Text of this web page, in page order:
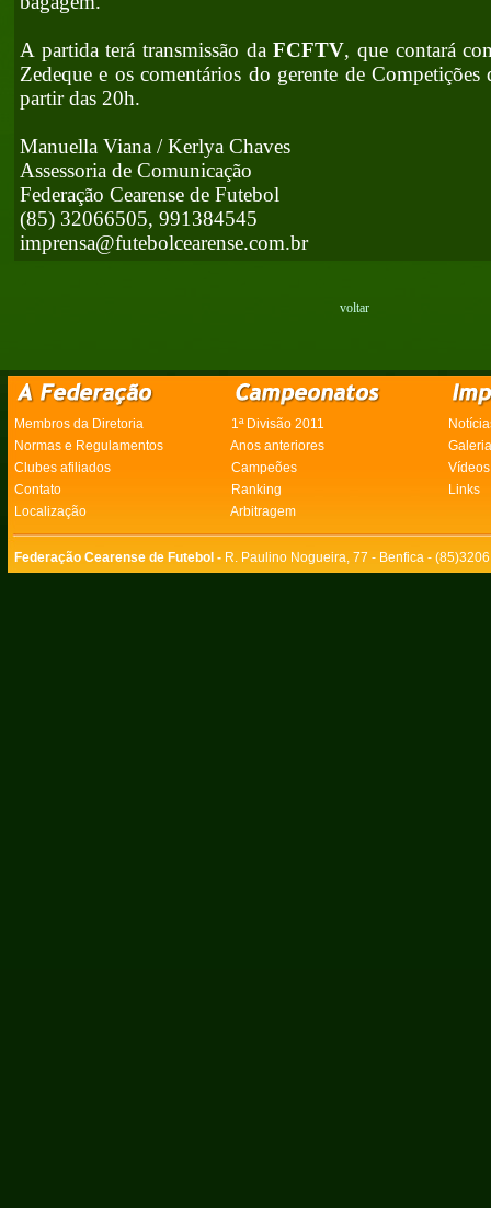
A partida terá transmissão daFCFTV, que contará
Zedeque e os comentários do gerente de
partir das 20h.
Manuella Viana / Kerlya Chaves
Assessoria de Comunicação
Federação Cearense de Futebol
(85) 32066505, 991384545
imprensa@futebolcearense.com.br
voltar
Membros da Diretoria 1ª Divisão 2011
Normas e Regulamentos
Anos anteriores
Clubes afiliados
Campeões
Vídeos
Contato
Ranking
Links
Localização
Arbitragem
Federação Cearense de Futebol - R. Paulino Nogueira, 77 - Benfica -